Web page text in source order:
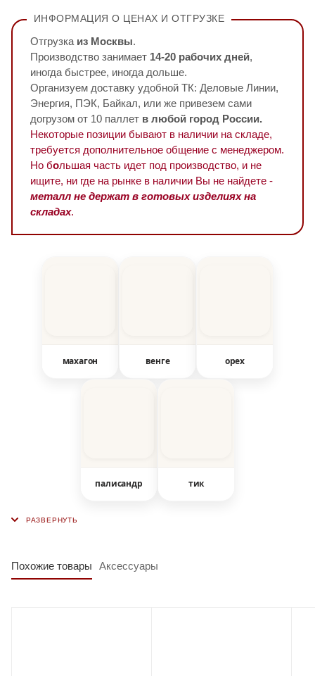
ИНФОРМАЦИЯ О ЦЕНАХ И ОТГРУЗКЕ
Отгрузка из Москвы.
Производство занимает 14-20 рабочих дней,
иногда быстрее, иногда дольше.
Организуем доставку удобной ТК: Деловые Линии,
Энергия, ПЭК, Байкал, или же привезем сами
догрузом от 10 паллет в любой город России.
Некоторые позиции бывают в наличии на складе,
требуется дополнительное общение с менеджером.
Но большая часть идет под производство, и не
ищите, ни где на рынке в наличии Вы не найдете -
металл не держат в готовых изделиях на
складах.
махагон венге орех
палисандр тик
Похожие товары Аксессуары